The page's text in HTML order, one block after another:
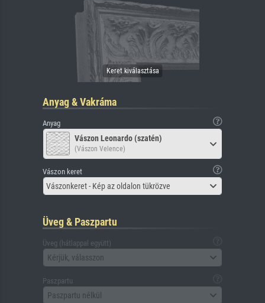
Anyag & Vakráma
Anyag
Vászon Leonardo (szatén)
(Vászon Velence)
Vászon keret
Vászonkeret - Kép az oldalon tükrözve
Üveg & Paszpartu
Üveg (hátlappal együtt)
Kérjük, válasszon
Paszpartu
Paszpartu nélkül